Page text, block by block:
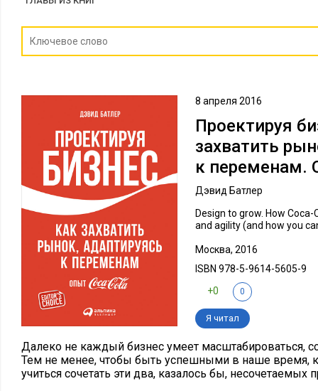
8 апреля 2016
Проектируя
захватить
к переменам.
Дэвид Батлер
Design to grow. How
and agility (and how you
Москва, 2016
ISBN 978-5-9614-5605-9
+0
0
Я читал
Далеко не каждый бизнес умеет масштабироваться,
Тем не менее, чтобы быть успешными в наше время,
учиться сочетать эти два, казалось бы, несочетаемых